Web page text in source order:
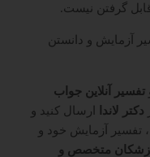
گرفتن نیست.
آزمایش و دانستن
تفسیر آنلاین جواب
دکتر لاندا
ارسال کنید و
تفسیر آزمایش خود و
متخصص و